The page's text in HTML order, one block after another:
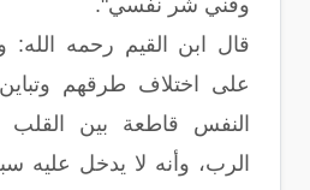
وقني شر نفسي".
قال ابن القيم رحمه الله:
على اختلاف طرقهم
النفس قاطعة بين
الرب، وأنه لا يدخل عليه